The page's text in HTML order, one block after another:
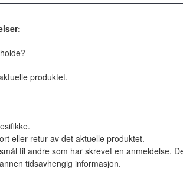
produktet.
eller retur av det aktuelle produktet.
til andre som har skrevet en anmeldelse.
tidsavhengig informasjon.